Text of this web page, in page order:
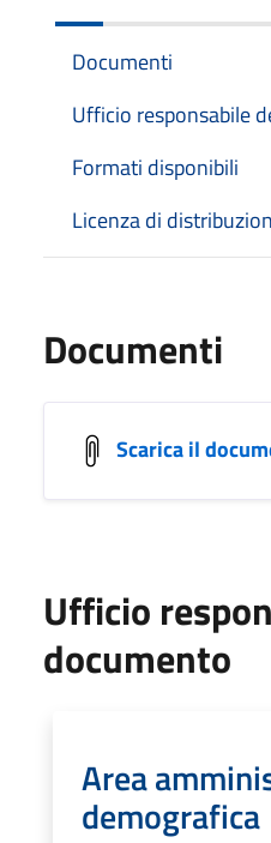
Documenti
Ufficio responsabile
Formati disponibili
Licenza di
Documenti
Scarica il
Ufficio
documento
Area
demografica